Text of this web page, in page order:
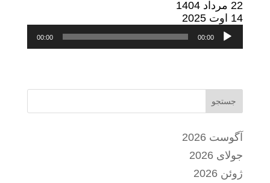
22 مرداد 1404
14 اوت 2025
پخش‌کننده
صوت
00:00
00:00
جستجو
آگوست 2026
جولای 2026
ژوئن 2026